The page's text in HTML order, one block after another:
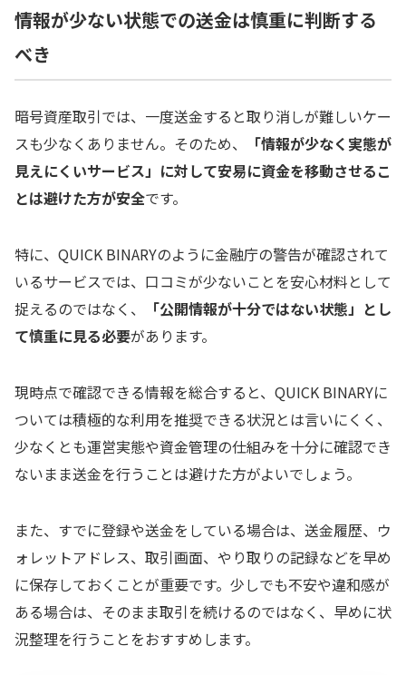
情報が少ない状態での送金は慎重に判断する
べき
暗号資産取引では、一度送金すると取り消しが難しいケー
スも少なくありません。そのため、
「情報が少なく実態が
見えにくいサービス」に対して安易に資金を移動させるこ
とは避けた方が安全です。
特に、QUICK BINARYのように金融庁の警告が確認されて
いるサービスでは、口コミが少ないことを安心材料として
捉えるのではなく、
「公開情報が十分ではない状態」とし
て慎重に見る必要があります。
現時点で確認できる情報を総合すると、QUICK BINARYに
ついては積極的な利用を推奨できる状況とは言いにくく、
少なくとも運営実態や資金管理の仕組みを十分に確認でき
ないまま送金を行うことは避けた方がよいでしょう。
また、すでに登録や送金をしている場合は、送金履歴、ウ
ォレットアドレス、取引画面、やり取りの記録などを早め
に保存しておくことが重要です。少しでも不安や違和感が
ある場合は、そのまま取引を続けるのではなく、早めに状
況整理を行うことをおすすめします。